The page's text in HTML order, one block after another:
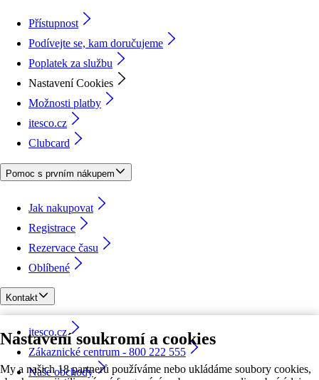
Nastavení soukromí a cookies
My a našich 18 partnerů používáme nebo ukládáme soubory cookies,
Přístupnost
Podívejte se, kam doručujeme
Poplatek za službu
Nastavení Cookies
Možnosti platby
itesco.cz
Clubcard
Pomoc s prvním nákupem
Jak nakupovat
Registrace
Rezervace času
Oblíbené
Kontakt
itesco.cz
Zákaznické centrum - 800 222 555
Naše obchody